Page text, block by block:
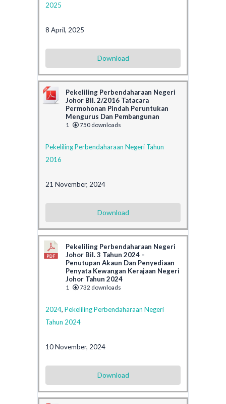
2025
8 April, 2025
Download
Pekeliling Perbendaharaan Negeri
Johor Bil. 2/2016 Tatacara
Permohonan Pindah Peruntukan
Mengurus Dan Pembangunan
1 750 downloads
Pekeliling Perbendaharaan Negeri Tahun
2016
21 November, 2024
Download
Pekeliling Perbendaharaan Negeri
Johor Bil. 3 Tahun 2024 –
Penutupan Akaun Dan Penyediaan
Penyata Kewangan Kerajaan Negeri
Johor Tahun 2024
1 732 downloads
2024, Pekeliling Perbendaharaan Negeri
Tahun 2024
10 November, 2024
Download